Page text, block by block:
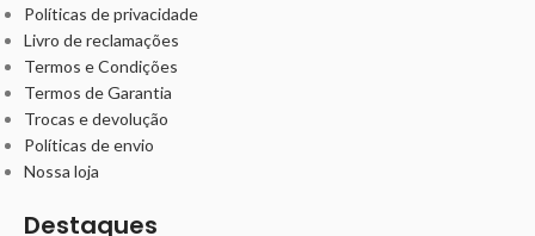
Políticas de privacidade
Livro de reclamações
Termos e Condições
Termos de Garantia
Trocas e devolução
Políticas de envio
Nossa loja
Destaques